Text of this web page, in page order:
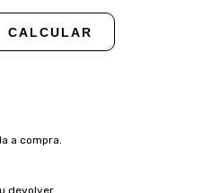
CALCULAR
a compra.
devolver.